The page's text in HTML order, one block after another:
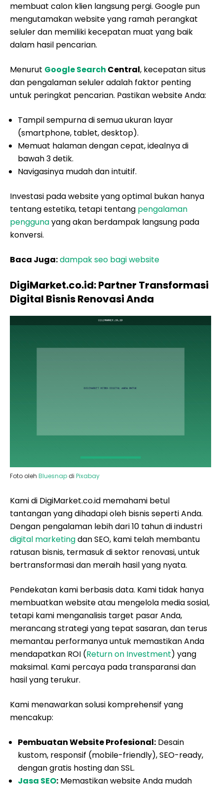
membuat calon klien langsung pergi. Google pun
mengutamakan website yang ramah perangkat
seluler dan memiliki kecepatan muat yang baik
dalam hasil pencarian.
Menurut Google Search Central, kecepatan situs
dan pengalaman seluler adalah faktor penting
untuk peringkat pencarian. Pastikan website Anda:
Tampil sempurna di semua ukuran layar
(smartphone, tablet, desktop).
Memuat halaman dengan cepat, idealnya di
bawah 3 detik.
Navigasinya mudah dan intuitif.
Investasi pada website yang optimal bukan hanya
tentang estetika, tetapi tentang pengalaman
penggunayang akan berdampak langsung pada
konversi.
Baca Juga:dampak seo bagi website
DigiMarket.co.id: Partner Transformasi
Digital Bisnis Renovasi Anda
Foto oleh Bluesnap di Pixabay
Kami di DigiMarket.co.id memahami betul
tantangan yang dihadapi oleh bisnis seperti Anda.
Dengan pengalaman lebih dari 10 tahun di industri
digital marketingdan SEO, kami telah membantu
ratusan bisnis, termasuk di sektor renovasi, untuk
bertransformasi dan meraih hasil yang nyata.
Pendekatan kami berbasis data. Kami tidak hanya
membuatkan website atau mengelola media sosial,
tetapi kami menganalisis target pasar Anda,
merancang strategi yang tepat sasaran, dan terus
memantau performanya untuk memastikan Anda
mendapatkan ROI (Return on Investment) yang
maksimal. Kami percaya pada transparansi dan
hasil yang terukur.
Kami menawarkan solusi komprehensif yang
mencakup:
Pembuatan Website Profesional: Desain
kustom, responsif (mobile-friendly), SEO-ready,
dengan gratis hosting dan SSL.
Jasa SEO: Memastikan website Anda mudah